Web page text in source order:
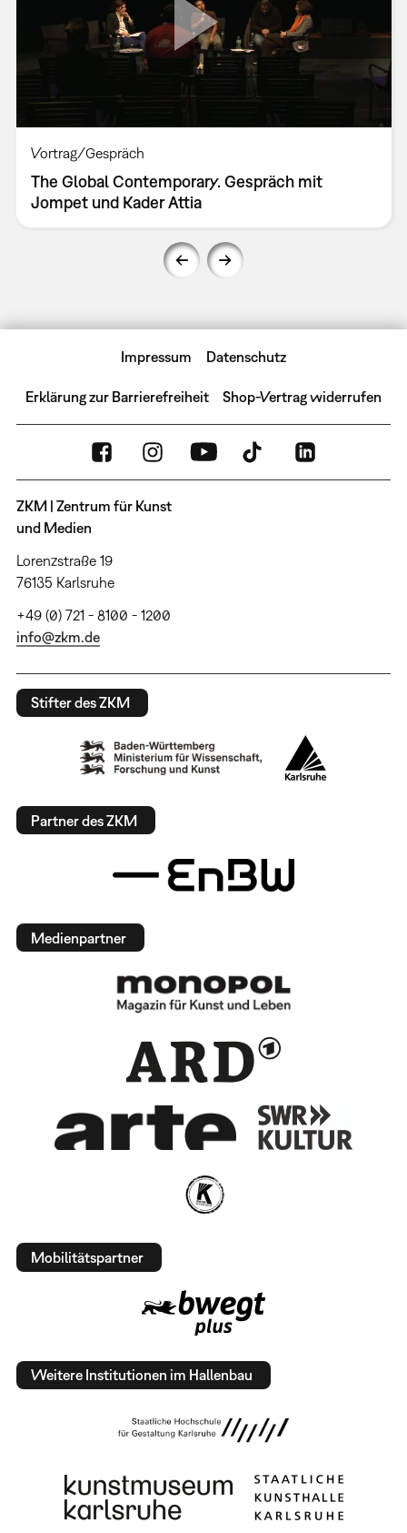
Vortrag/Gespräch
The Global Contemporary. Gespräch mit
Jompet und Kader Attia
Impressum Datenschutz
Erklärung zur Barrierefreiheit Shop-Vertrag widerrufen
ZKM | Zentrum für Kunst
und Medien
Lorenzstraße 19
76135 Karlsruhe
+49 (0) 721 - 8100 - 1200
info@zkm.de
Stifter des ZKM
Partner des ZKM
Medienpartner
Mobilitätspartner
Weitere Institutionen im Hallenbau